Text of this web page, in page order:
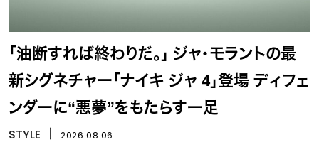
「油断すれば終わりだ。」 ジャ・モラントの最
新シグネチャー「ナイキ ジャ 4」登場 ディフェ
ンダーに“悪夢”をもたらす一足
STYLE 2026.08.06